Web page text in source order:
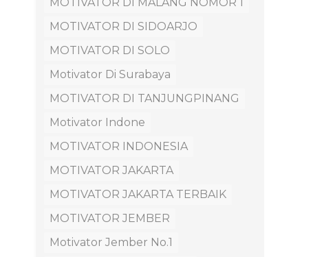
MOTIVATOR DI SIDOARJO
MOTIVATOR DI SOLO
Motivator Di Surabaya
MOTIVATOR DI TANJUNGPINANG
Motivator Indone
MOTIVATOR INDONESIA
MOTIVATOR JAKARTA
MOTIVATOR JAKARTA TERBAIK
MOTIVATOR JEMBER
Motivator Jember No.1